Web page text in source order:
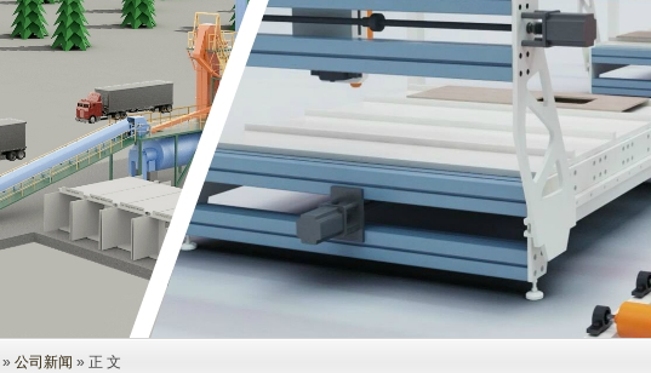
» 公司新闻 » 正 文